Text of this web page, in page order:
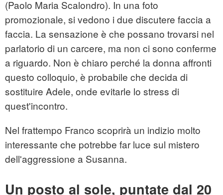
(Paolo Maria Scalondro). In una foto
promozionale, si vedono i due discutere faccia a
faccia. La sensazione è che possano trovarsi nel
parlatorio di un carcere, ma non ci sono conferme
a riguardo. Non è chiaro perché la donna affronti
questo colloquio, è probabile che decida di
sostituire Adele, onde evitarle lo stress di
quest'incontro.
Nel frattempo Franco scoprirà un indizio molto
interessante che potrebbe far luce sul mistero
dell'aggressione a Susanna.
Un posto al sole, puntate dal 20